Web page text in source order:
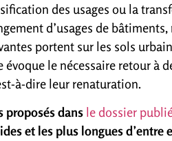
des usages ou la
d’usages de bâtiments,
portent sur les sols
le nécessaire retour à
à-dire leur renaturation.
proposés dans le dossier
et les plus longues d’entre